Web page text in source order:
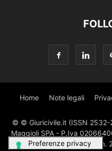
Home Note legali
© © Giuricivile.it (ISSN
Maggioli SPA - P.Iva
al n.